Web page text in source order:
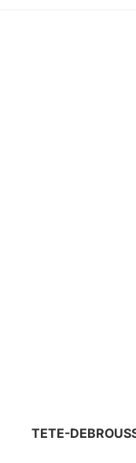
TETE-